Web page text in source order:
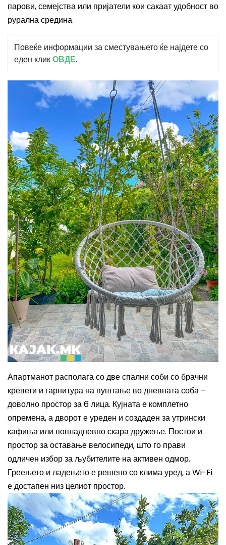
парови, семејства или пријатели кои сакаат удобност во
рурална средина.
Повеќе информации за сместувањето ќе најдете со
еден кликОВДЕ.
Апартманот располага со две спални соби со брачни
кревети и гарнитура на пуштање во дневната соба –
доволно простор за 6 лица. Кујната е комплетно
опремена, а дворот е уреден и создаден за утрински
кафиња или попладневно скара дружење. Постои и
простор за оставање велосипеди, што го прави
одличен избор за љубителите на активен одмор.
Греењето и ладењето е решено со клима уред, а Wi-Fi
е достапен низ целиот простор.